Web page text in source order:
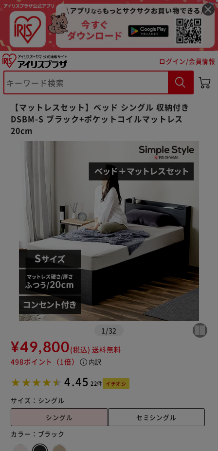
ログイン/会員情報
【マットレスセット】ベッド シングル 収納付き
DSBM-S ブラック+ポケットコイルマットレス
20cm
1 /32
¥49,800(税込) 送料無料
498ポイント （1倍） info 内訳
4.45 22件 イチオシ
サイズ： シングル
シングル
セミシングル
カラー： ブラック
購入手続きへ